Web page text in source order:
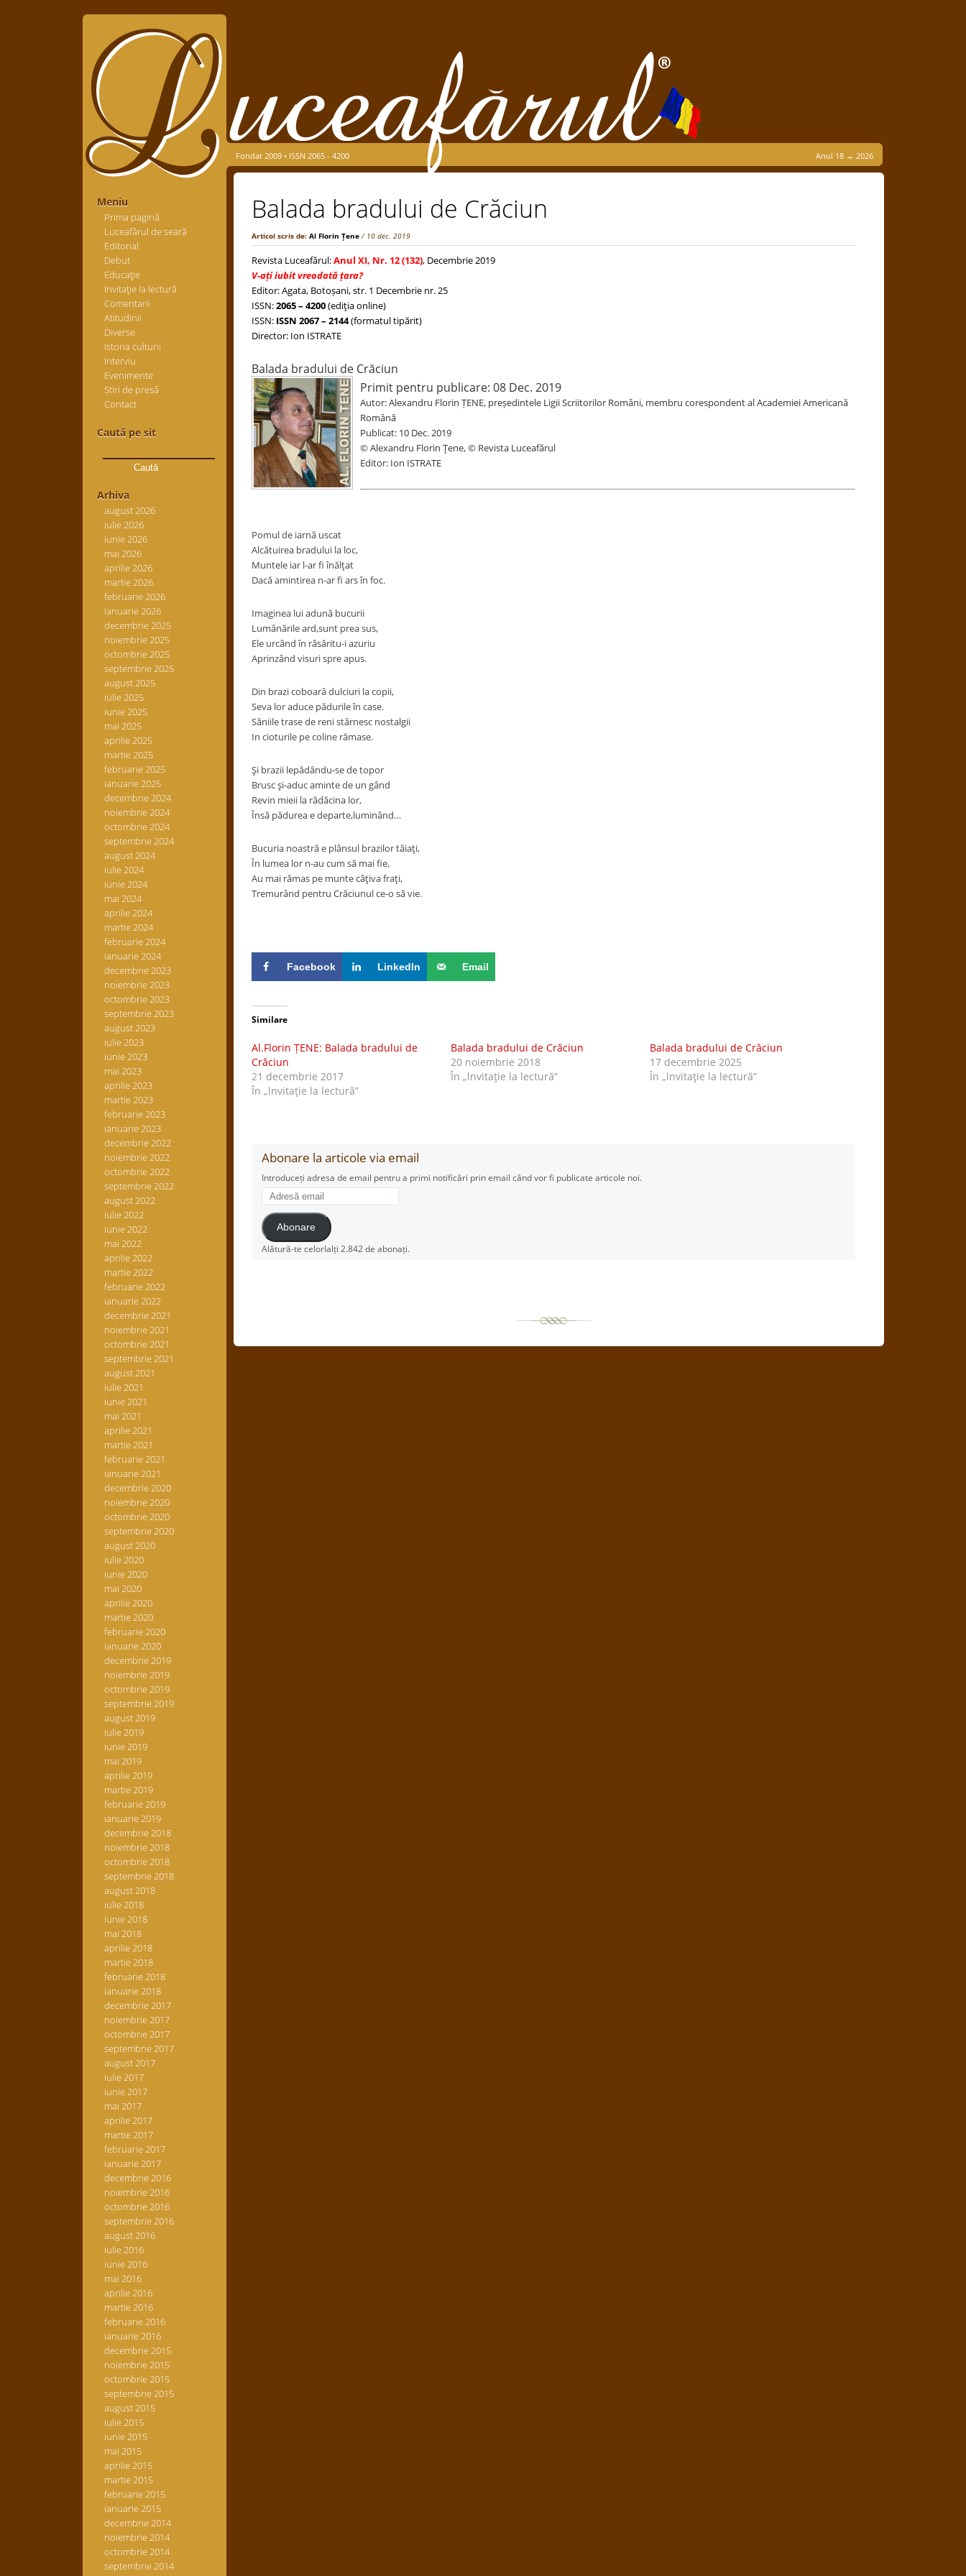
Meniu
Prima pagină
Luceafărul de seară
Editorial
Debut
Educaţie
Invitaţie la lectură
Comentarii
Atitudinii
Diverse
Istoria culturii
Interviu
Evenimente
Știri de presă
Contact
Caută pe sit
după:
Arhiva
august 2026
iulie 2026
iunie 2026
mai 2026
aprilie 2026
martie 2026
februarie 2026
ianuarie 2026
decembrie 2025
noiembrie 2025
octombrie 2025
septembrie 2025
august 2025
iulie 2025
iunie 2025
mai 2025
aprilie 2025
martie 2025
februarie 2025
ianuarie 2025
decembrie 2024
noiembrie 2024
octombrie 2024
septembrie 2024
august 2024
iulie 2024
iunie 2024
mai 2024
aprilie 2024
martie 2024
februarie 2024
ianuarie 2024
decembrie 2023
noiembrie 2023
octombrie 2023
septembrie 2023
august 2023
iulie 2023
iunie 2023
mai 2023
aprilie 2023
martie 2023
februarie 2023
ianuarie 2023
decembrie 2022
noiembrie 2022
octombrie 2022
septembrie 2022
august 2022
iulie 2022
iunie 2022
mai 2022
aprilie 2022
martie 2022
februarie 2022
ianuarie 2022
decembrie 2021
noiembrie 2021
octombrie 2021
septembrie 2021
august 2021
iulie 2021
iunie 2021
mai 2021
aprilie 2021
martie 2021
februarie 2021
ianuarie 2021
decembrie 2020
noiembrie 2020
octombrie 2020
septembrie 2020
august 2020
iulie 2020
iunie 2020
mai 2020
aprilie 2020
martie 2020
februarie 2020
ianuarie 2020
decembrie 2019
noiembrie 2019
octombrie 2019
septembrie 2019
august 2019
iulie 2019
iunie 2019
mai 2019
aprilie 2019
martie 2019
februarie 2019
ianuarie 2019
decembrie 2018
noiembrie 2018
octombrie 2018
septembrie 2018
august 2018
iulie 2018
iunie 2018
mai 2018
aprilie 2018
martie 2018
februarie 2018
ianuarie 2018
decembrie 2017
noiembrie 2017
octombrie 2017
septembrie 2017
august 2017
iulie 2017
iunie 2017
mai 2017
aprilie 2017
martie 2017
februarie 2017
ianuarie 2017
decembrie 2016
noiembrie 2016
octombrie 2016
septembrie 2016
august 2016
iulie 2016
iunie 2016
mai 2016
aprilie 2016
martie 2016
februarie 2016
ianuarie 2016
decembrie 2015
noiembrie 2015
octombrie 2015
septembrie 2015
august 2015
iulie 2015
iunie 2015
mai 2015
aprilie 2015
martie 2015
februarie 2015
ianuarie 2015
decembrie 2014
noiembrie 2014
octombrie 2014
septembrie 2014
Fondat 2009 • ISSN 2065 - 4200 Anul 18 → 2026
Balada bradului de Crăciun
Articol scris de: Al Florin Țene / 10 dec. 2019
Revista Luceafărul:Anul XI, Nr. 12 (132), Decembrie 2019
V-ați iubit vreodată țara?
Editor: Agata, Botoșani, str. 1 Decembrie nr. 25
ISSN:2065 – 4200(ediţia online)
ISSN: ISSN 2067 – 2144(formatul tipărit)
Director: Ion ISTRATE
Balada bradului de Crăciun
Primit pentru publicare: 08 Dec. 2019
Autor: Alexandru Florin ȚENE, președintele Ligii Scriitorilor Români, membru corespondent al Academiei Americană
Română
Publicat: 10 Dec. 2019
© Alexandru Florin Țene,© Revista Luceafărul
Editor: Ion ISTRATE
Pomul de iarnă uscat
Alcătuirea bradului la loc,
Muntele iar l-ar fi înălţat
Dacă amintirea n-ar fi ars în foc.
Imaginea lui adună bucurii
Lumânările ard,sunt prea sus,
Ele urcând în răsăritu-i azuriu
Aprinzând visuri spre apus.
Din brazi coboară dulciuri la copii,
Seva lor aduce pădurile în case.
Săniile trase de reni stârnesc nostalgii
In cioturile pe coline rămase.
Şi brazii lepădându-se de topor
Brusc şi-aduc aminte de un gând
Revin mieii la rădăcina lor,
Însă pădurea e departe,luminând…
Bucuria noastră e plânsul brazilor tăiaţi,
În lumea lor n-au cum să mai fie,
Au mai rămas pe munte câţiva fraţi,
Tremurând pentru Crăciunul ce-o să vie.
Facebook LinkedIn Email
Similare
Al.Florin ȚENE: Balada bradului de
Crăciun
21 decembrie 2017
În „lnvitaţie la lectură”
Balada bradului de Crăciun
20 noiembrie 2018
În „lnvitaţie la lectură”
Balada bradului de Crăciun
17 decembrie 2025
În „lnvitaţie la lectură”
Abonare la articole via email
Introduceți adresa de email pentru a primi notificări prin email când vor fi publicate articole noi.
Adresă
email
Abonare
Alătură-te celorlalți 2.842 de abonați.